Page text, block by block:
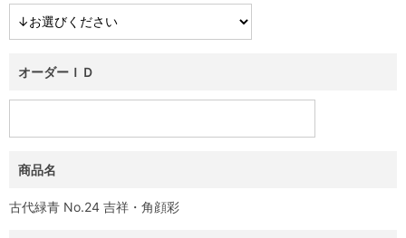
オーダーＩＤ
商品名
古代緑青 No.24 吉祥・角顔彩